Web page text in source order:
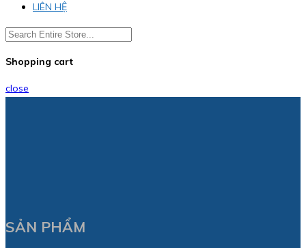
LIÊN HỆ
Shopping cart
close
SẢN PHẨM